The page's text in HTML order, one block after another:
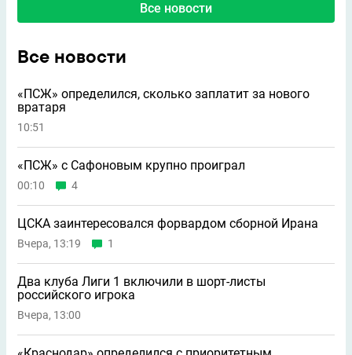
Все новости
Все новости
«ПСЖ» определился, сколько заплатит за нового
вратаря
10:51
«ПСЖ» с Сафоновым крупно проиграл
00:10 4
ЦСКА заинтересовался форвардом сборной Ирана
Вчера, 13:19 1
Два клуба Лиги 1 включили в шорт-листы
российского игрока
Вчера, 13:00